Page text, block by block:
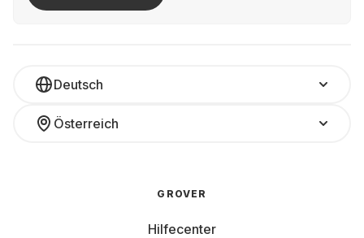
Deutsch
Österreich
GROVER
Hilfecenter